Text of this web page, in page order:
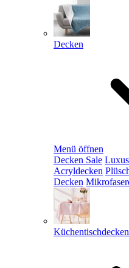
Decken
Menü öffnen
Decken Sale
Acryldecken
Decken
Küchentischdecken